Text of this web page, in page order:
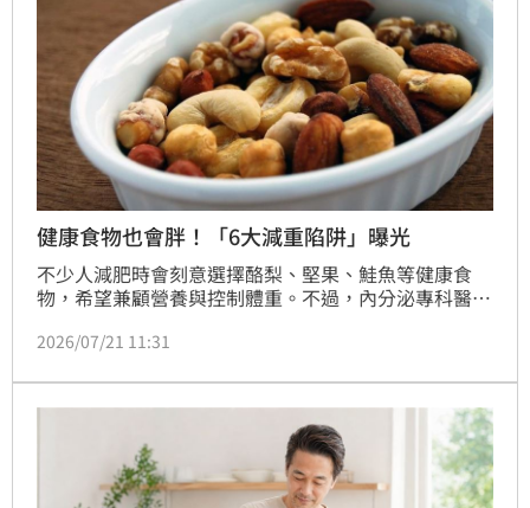
健康食物也會胖！「6大減重陷阱」曝光
不少人減肥時會刻意選擇酪梨、堅果、鮭魚等健康食
物，希望兼顧營養與控制體重。不過，內分泌專科醫師
材雖然營養價值高，但熱量密度也不低，若沒有控制份
2026/07/21 11:31